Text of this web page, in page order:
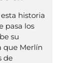
historia
pasa los
su
que Merlín
de